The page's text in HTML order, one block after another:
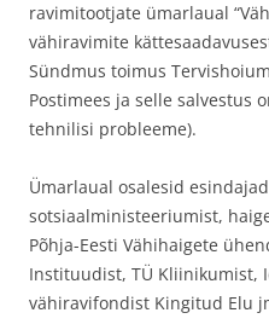
ravimitootjate ümarlaual
vähiravimite
Sündmus toimus
Postimees ja selle salvestus
tehnilisi probleeme).
Ümarlaual osalesid
sotsiaalministeeriumist,
Põhja-Eesti Vähihaigete
Instituudist, TÜ Kliinikumist,
vähiravifondist Kingitud Elu